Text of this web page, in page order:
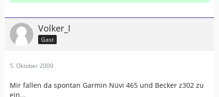
Volker_I
Gast
5. Oktober 2009
Mir fallen da spontan Garmin Nüvi 465 und Becker z302 zu
ein...